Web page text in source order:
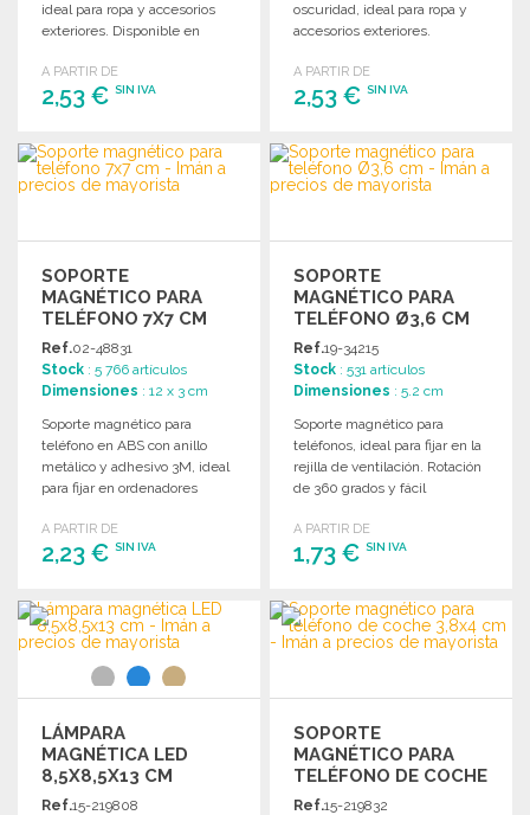
ideal para ropa y accesorios
exteriores. Disponible en
A PARTIR DE
2,53 € SIN IVA
PEDIR
Solicitar un presupuesto
oscuridad, ideal para ropa y
accesorios exteriores.
colores.
A PARTIR DE
2,53 €SIN IVA
PEDIR
Solicitar un presupuesto
SOPORTE
MAGNÉTICO PARA
TELÉFONO 7X7 CM
Ref.02-48831
Stock : 5 766 artículos
Dimensiones : 12 x 3 cm
Soporte magnético para
teléfono en ABS con anillo
metálico y adhesivo 3M, ideal
para fijar en ordenadores
A PARTIR DE
2,23 € SIN IVA
PEDIR
Solicitar un presupuesto
SOPORTE
MAGNÉTICO PARA
TELÉFONO Ø3,6 CM
Ref.19-34215
Stock : 531 artículos
Dimensiones : 5.2 cm
Soporte magnético para
teléfonos, ideal para fijar en la
rejilla de ventilación. Rotación
de 360 grados y fácil
A PARTIR DE
1,73 €SIN IVA
PEDIR
Solicitar un presupuesto
LÁMPARA
MAGNÉTICA LED
8,5X8,5X13 CM
Ref.15-219808
SOPORTE
MAGNÉTICO PARA
TELÉFONO DE COCHE
3,8X4 CM
Ref.15-219832